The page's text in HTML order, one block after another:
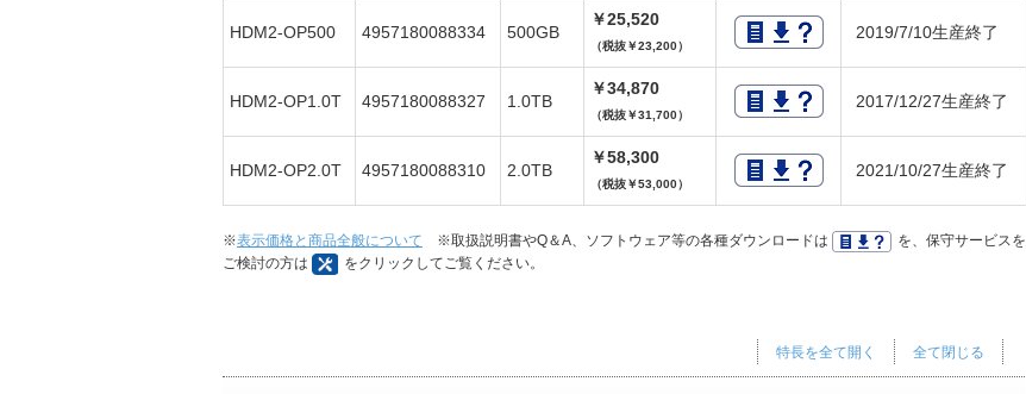
HDM2-OP500 4957180088334 500GB
￥25,520
（税抜￥23,200）
2019/7/10生産終了
HDM2-OP1.0T 4957180088327 1.0TB
￥34,870
（税抜￥31,700）
2017/12/27生産終了
HDM2-OP2.0T 4957180088310 2.0TB
￥58,300
（税抜￥53,000）
2021/10/27生産終了
※表示価格と商品全般について ※取扱説明書やQ＆A、ソフトウェア等の各種ダウンロードは
を、保守サービスを
ご検討の方は
をクリックしてご覧ください。
全て閉じる
特長を全て開く